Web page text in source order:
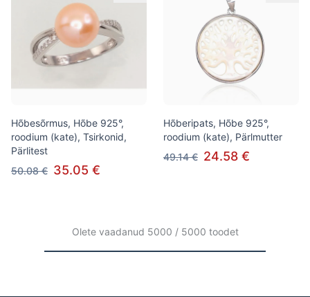
Hõbesõrmus, Hõbe 925°,
roodium (kate), Tsirkonid,
Pärlitest
50.08 € 35.05 €
Hõberipats, Hõbe 925°,
roodium (kate), Pärlmutter
49.14 € 24.58 €
Olete vaadanud 5000 / 5000 toodet